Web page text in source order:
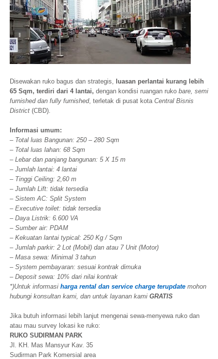
Disewakan ruko bagus dan strategis, luasan perlantai kurang lebih
65 Sqm, terdiri dari 4 lantai, dengan kondisi ruangan ruko bare, semi
furnished dan fully furnished, terletak di pusat kotaCentral Bisnis
District (CBD).
Informasi umum:
– Total luas Bangunan: 250 – 280 Sqm
– Total luas lahan: 68 Sqm
– Lebar dan panjang bangunan: 5 X 15 m
– Jumlah lantai: 4 lantai
– Tinggi Ceiling: 2,60 m
– Jumlah Lift: tidak tersedia
– Sistem AC: Split System
– Executive toilet: tidak tersedia
– Daya Listrik: 6.600 VA
– Sumber air: PDAM
– Kekuatan lantai typical: 250 Kg / Sqm
– Jumlah parkir: 2 Lot (Mobil) dan atau 7 Unit (Motor)
– Masa sewa: Minimal 3 tahun
– System pembayaran: sesuai kontrak dimuka
– Deposit sewa: 10% dari nilai kontrak
*)Untuk informasi harga rental dan service charge terupdate mohon
hubungi konsultan kami, dan untuk layanan kami GRATIS
Jika butuh informasi lebih lanjut mengenai sewa-menyewa ruko dan
atau mau survey lokasi ke ruko:
RUKO SUDIRMAN PARK
Jl. KH. Mas Mansyur Kav. 35
Sudirman Park Komersial area